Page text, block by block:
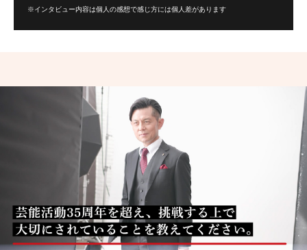
※インタビュー内容は個人の感想で感じ方には個人差があります